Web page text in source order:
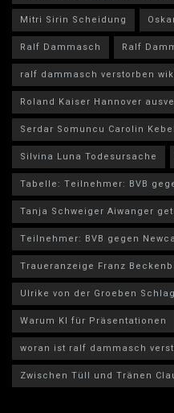
Mitri Sirin Scheidung
Ralf Dammasch
Ralf
ralf dammasch verstorben
Roland Kaiser Hannover
Serdar Somuncu Carolin
Silvina Luna Todesursache
Tabelle: Teilnehmer: BVB
Tanja Schweiger Aiwanger
Teilnehmer: BVB gegen
Traueranzeige Franz
Ulrike von der Groeben
Warum KI für Präsentationen
woran ist ralf dammasch
Zwischen Tüll und Tränen